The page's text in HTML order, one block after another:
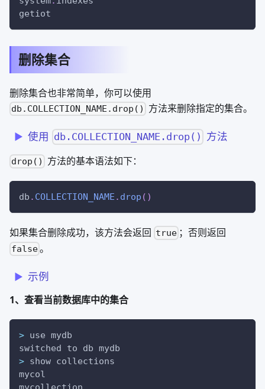
getiot
删除集合
删除集合也非常简单，你可以使用
db.COLLECTION_NAME.drop() 方法来删除指定的集合。
使用 db.COLLECTION_NAME.drop() 方法
drop() 方法的基本语法如下：
db . COLLECTION_NAME . drop ( )
如果集合删除成功，该方法会返回 true ；否则返回
false。
示例
1、查看当前数据库中的集合
> use mydb
switched to db mydb
> show collections
mycol